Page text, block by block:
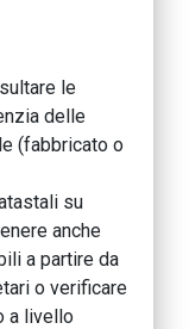
le
delle
(fabbricato o
su
anche
a partire da
o verificare
a livello